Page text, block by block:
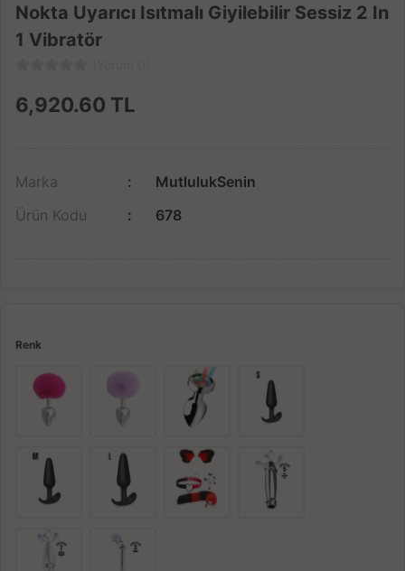
Nokta Uyarıcı Isıtmalı Giyilebilir Sessiz 2 In
1 Vibratör
6,920.60 TL
Marka
MutlulukSenin
Ürün Kodu
678
Renk